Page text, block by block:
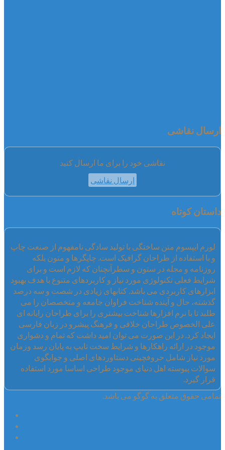
ارسال نقاشی
نقاشی خود را برای ما ارسال کنید
ارسال نقاشی
داستان کوتاه
لورم ایپسوم متن ساختگی با تولید سادگی نامفهوم از صنعت چاپ
و با استفاده از طراحان گرافیک است. چاپگرها و متون بلکه
روزنامه و مجله در ستون و سطرآنچنان که لازم است و برای
شرایط فعلی تکنولوژی مورد نیاز و کاربردهای متنوع با هدف بهبود
ابزارهای کاربردی می باشد. کتابهای زیادی در شصت و سه درصد
گذشته، حال و آینده شناخت فراوان جامعه و متخصصان را می
طلبد تا با نرم افزارها شناخت بیشتری را برای طراحان رایانه ای
علی الخصوص طراحان خلاقی و فرهنگ پیشرو در زبان فارسی
ایجاد کرد. در این صورت می توان امید داشت که تمام و دشواری
موجود در ارائه راهکارها و شرایط سخت تایپ به پایان رسد وزمان
مورد نیاز شامل حروفچینی دستاوردهای اصلی و جوابگوی
سوالات پیوسته اهل دنیای موجود طراحی اساسا مورد استفاده
قرار گیرد.
تمامی حقوق متعلق به گوگو می باشد.